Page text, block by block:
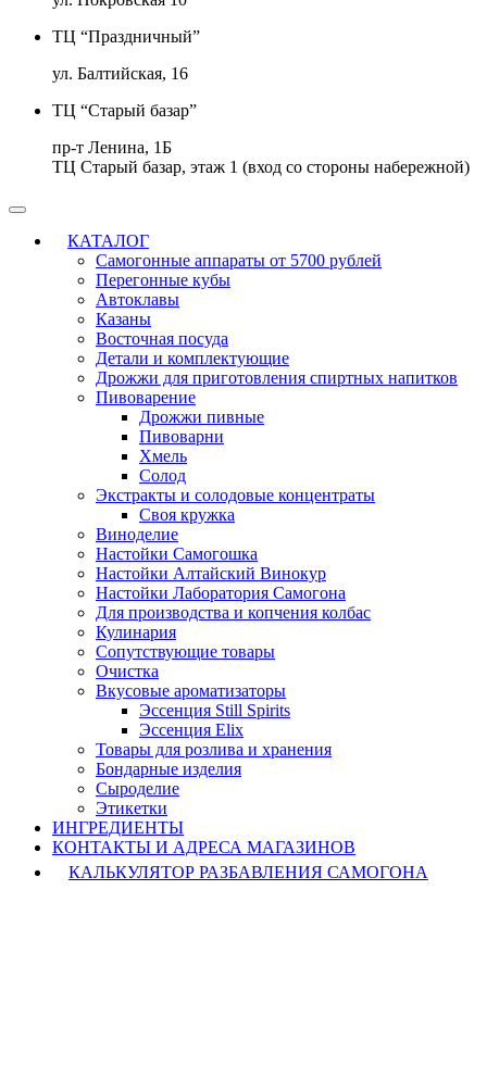
ТЦ “Праздничный”
ул. Балтийская, 16
ТЦ “Старый базар”
пр-т Ленина, 1Б
ТЦ Старый базар, этаж 1 (вход со стороны набережной)
КАТАЛОГ
Самогонные аппараты от 5700 рублей
Перегонные кубы
Автоклавы
Казаны
Восточная посуда
Детали и комплектующие
Дрожжи для приготовления спиртных напитков
Пивоварение
Дрожжи пивные
Пивоварни
Хмель
Солод
Экстракты и солодовые концентраты
Своя кружка
Виноделие
Настойки Самогошка
Настойки Алтайский Винокур
Настойки Лаборатория Самогона
Для производства и копчения колбас
Кулинария
Сопутствующие товары
Очистка
Вкусовые ароматизаторы
Эссенция Still Spirits
Эссенция Elix
Товары для розлива и хранения
Бондарные изделия
Cыроделие
Этикетки
ИНГРЕДИЕНТЫ
КОНТАКТЫ И АДРЕСА МАГАЗИНОВ
КАЛЬКУЛЯТОР РАЗБАВЛЕНИЯ САМОГОНА